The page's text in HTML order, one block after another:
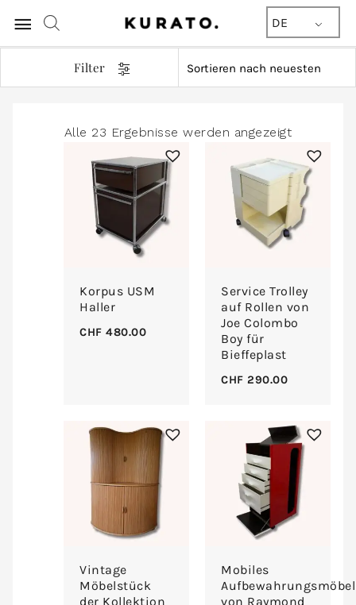
DE
Hauptmenü
Filter
Alle 23 Ergebnisse werden angezeigtAktualität
sortiert
Korpus USM
Haller
CHF 480.00
Service Trolley
auf Rollen von
Joe Colombo
Boy für
Bieffeplast
CHF 290.00
Vintage
Möbelstück
der Kollektion
Mobiles
Aufbewahrungsmöbel
von Raymond